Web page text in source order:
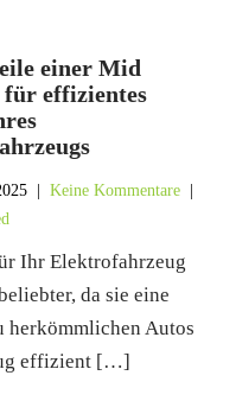
einer Mid
effizientes
|Keine Kommentare
Ihr Elektrofahrzeug
da sie eine
Autos
effizient […]